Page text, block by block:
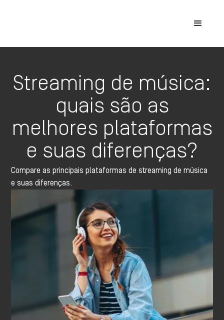
Streaming de música:
quais são as
melhores plataformas
e suas diferenças?
Compare as principais plataformas de streaming de música
e suas diferenças.